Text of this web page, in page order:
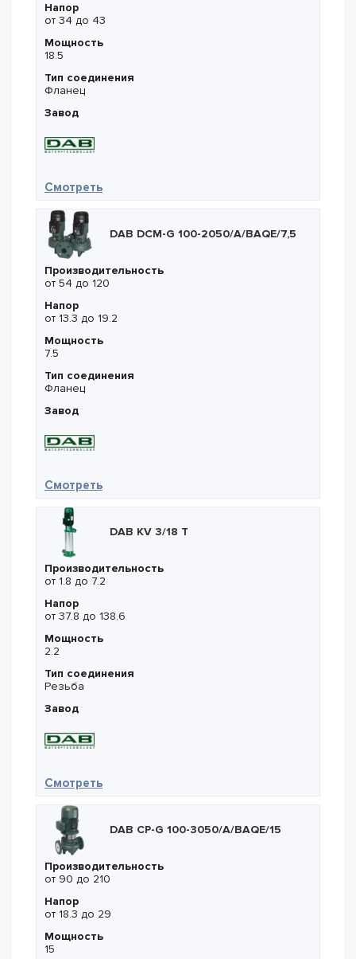
Напор
от 34 до 43
Мощность
18.5
Тип соединения
Фланец
Завод
Смотреть— DAB KDN 80-400 / 350
DAB DCM-G 100-2050/A/BAQE/7,5
Производительность
от 54 до 120
Напор
от 13.3 до 19.2
Мощность
7.5
Тип соединения
Фланец
Завод
Смотреть— DAB DCM-G 100-2050/A/BAQE/7,5
DAB KV 3/18 T
Производительность
от 1.8 до 7.2
Напор
от 37.8 до 138.6
Мощность
2.2
Тип соединения
Резьба
Завод
Смотреть— DAB KV 3/18 T
DAB CP-G 100-3050/A/BAQE/15
Производительность
от 90 до 210
Напор
от 18.3 до 29
Мощность
15